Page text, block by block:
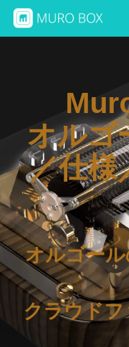
オルゴ
／仕様
オルゴー
クラウド